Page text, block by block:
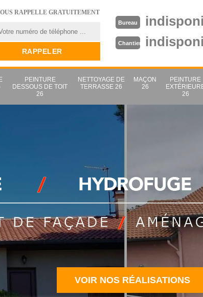
RAPPELLE GRATUITEMENT
Bureau
Chantier
PEINTURE
DESSOUS DE TOIT
26
NETTOYAGE DE
TERRASSE 26
MAÇON
26
PEINTURE
26
VOIR NOS RÉALISATIONS